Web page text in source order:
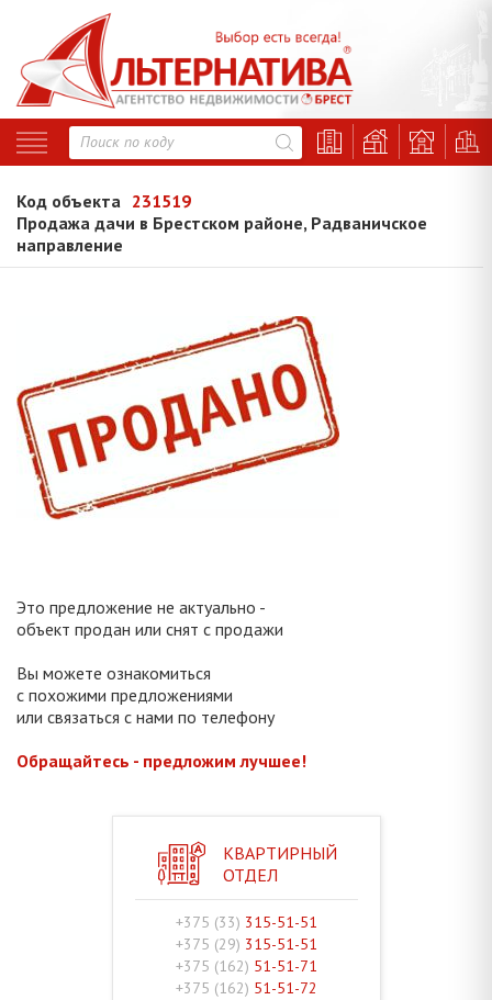
Код объекта 231519
Продажа дачи в Брестском районе, Радваничское
направление
Это предложение не актуально -
объект продан или снят с продажи
Вы можете ознакомиться
с похожими предложениями
или связаться с нами по телефону
Обращайтесь - предложим лучшее!
КВАРТИРНЫЙ
ОТДЕЛ
+375 (33) 315-51-51
+375 (29) 315-51-51
+375 (162) 51-51-71
+375 (162) 51-51-72